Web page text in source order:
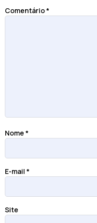
Comentário*
Nome *
E-mail *
Site